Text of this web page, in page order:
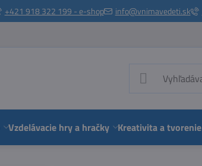
+421 918 322 199 - e-shop info@vnimavedeti.sk
Vzdelávacie hry a hračky Kreativita a tvorenie